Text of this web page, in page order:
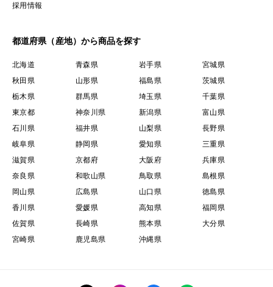
採用情報
都道府県（産地）から商品を探す
北海道 青森県 岩手県
宮城県
秋田県
山形県 福島県
茨城県
栃木県
群馬県 埼玉県
千葉県
東京都
神奈川県 新潟県
富山県
石川県
福井県 山梨県
長野県
岐阜県
静岡県 愛知県
三重県
滋賀県
京都府 大阪府
兵庫県
奈良県
和歌山県 鳥取県
島根県
岡山県
広島県 山口県
徳島県
香川県
愛媛県 高知県
福岡県
佐賀県
長崎県 熊本県
大分県
宮崎県
鹿児島県 沖縄県